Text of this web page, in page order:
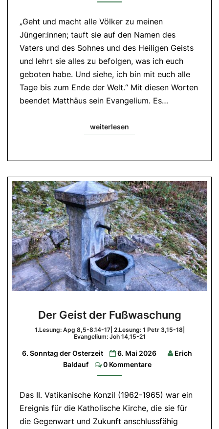
Apg
1,1-
11|
2.Lesung:
Eph
1,17-
23|
Evangelium:
Mt
28,16-
20
„Geht und macht alle Völker zu meinen
Jünger:innen; tauft sie auf den Namen des
Vaters und des Sohnes und des Heiligen Geists
und lehrt sie alles zu befolgen, was ich euch
geboten habe. Und siehe, ich bin mit euch alle
Tage bis zum Ende der Welt.“ Mit diesen Worten
beendet Matthäus sein Evangelium. Es…
weiterlesen
Geist
der
1.Lesung:
Apg
2.Lesung:
1
Petr
3,15-
18|
Der Geist der Fußwaschung
1.Lesung: Apg 8,5-8.14-17| 2.Lesung: 1 Petr 3,15-18|
Evangelium: Joh 14,15-21
6. Sonntag der Osterzeit 6. Mai 2026
Erich
Baldauf
Comments
0 Kommentare
Das II. Vatikanische Konzil (1962-1965) war ein
Ereignis für die Katholische Kirche, die sie für
die Gegenwart und Zukunft anschlussfähig